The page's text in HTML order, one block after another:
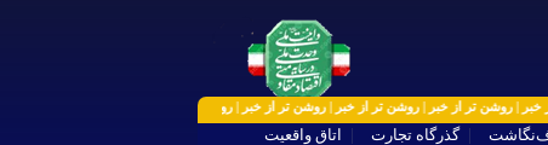
| روشن تر از خبر | روشن تر از خبر | روشن تر از خبر | روشن تر از خبر | روشن تر از خبر | روشن تر از
گذرگاه تجارت اتاق واقعیت